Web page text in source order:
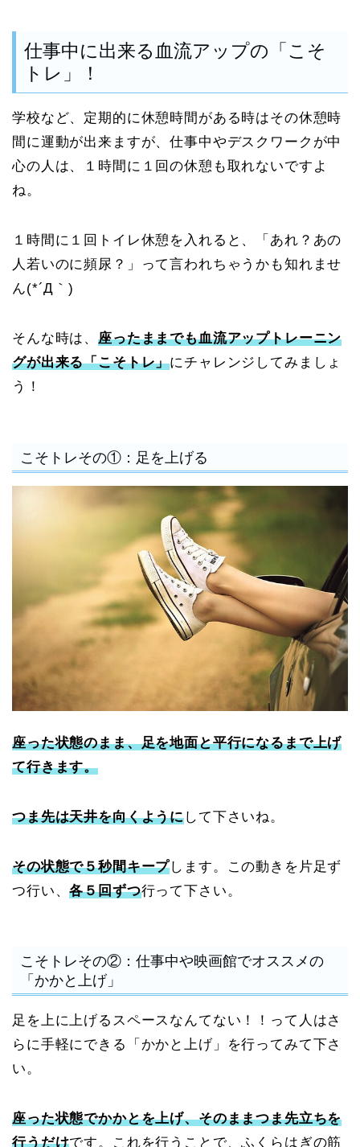
仕事中に出来る血流アップの「こそ
トレ」！
学校など、定期的に休憩時間がある時はその休憩時
間に運動が出来ますが、仕事中やデスクワークが中
心の人は、１時間に１回の休憩も取れないですよ
ね。
１時間に１回トイレ休憩を入れると、「あれ？あの
人若いのに頻尿？」って言われちゃうかも知れませ
ん(*´Д｀)
そんな時は、座ったままでも血流アップトレーニン
グが出来る「こそトレ」にチャレンジしてみましょ
う！
こそトレその①：足を上げる
座った状態のまま、足を地面と平行になるまで上げ
て行きます。
つま先は天井を向くようにして下さいね。
その状態で５秒間キープします。この動きを片足ず
つ行い、各５回ずつ行って下さい。
こそトレその②：仕事中や映画館でオススメの
「かかと上げ」
足を上に上げるスペースなんてない！！って人はさ
らに手軽にできる「かかと上げ」を行ってみて下さ
い。
座った状態でかかとを上げ、そのままつま先立ちを
行うだけです。これを行うことで、ふくらはぎの筋